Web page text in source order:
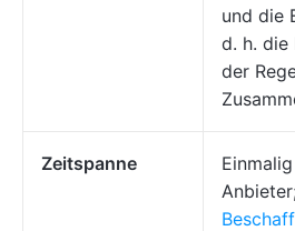
und die
d. h. die
der
Zeitspanne